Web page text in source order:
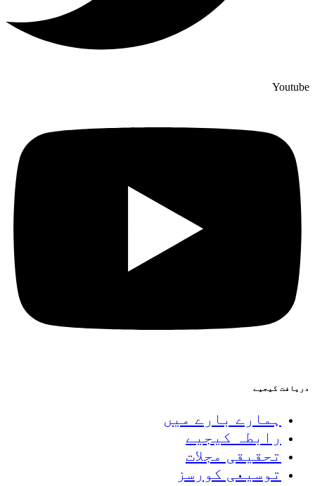
Youtube
دریافت کیجیے
ہمارے بارے میں
رابطہ کیجیے
تحقیقی مجلات
توسیعی کورسز